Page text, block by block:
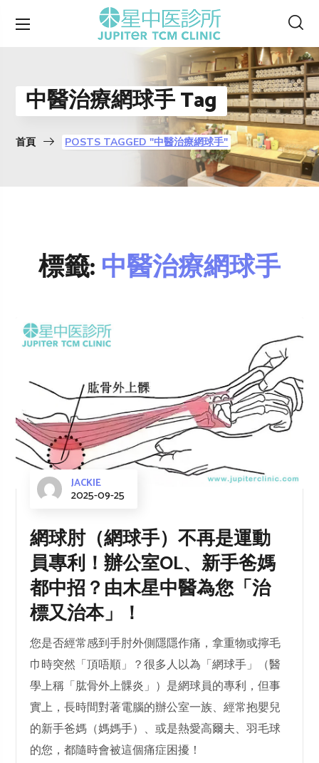
中醫治療網球手 Tag
首頁 POSTS TAGGED "中醫治療網球手"
標籤:中醫治療網球手
JACKIE
2025-09-25
網球肘（網球手）不再是運動
員專利！辦公室OL、新手爸媽
都中招？由木星中醫為您「治
標又治本」！
您是否經常感到手肘外側隱隱作痛，拿重物或擰毛
巾時突然「頂唔順」？很多人以為「網球手」（醫
學上稱「肱骨外上髁炎」）是網球員的專利，但事
實上，長時間對著電腦的辦公室一族、經常抱嬰兒
的新手爸媽（媽媽手）、或是熱愛高爾夫、羽毛球
的您，都隨時會被這個痛症困擾！